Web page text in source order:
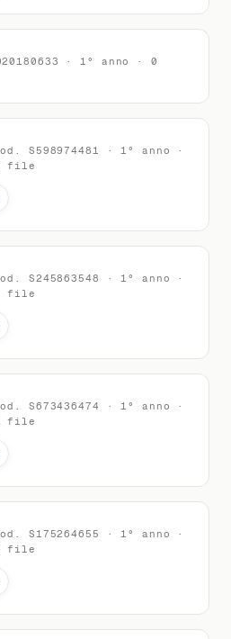
· 1° anno · 0
S598974481 · 1° anno ·
file
S245863548 · 1° anno ·
file
S673436474 · 1° anno ·
file
S175264655 · 1° anno ·
file